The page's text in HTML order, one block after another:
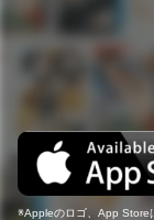
Appleのロゴ、App Store